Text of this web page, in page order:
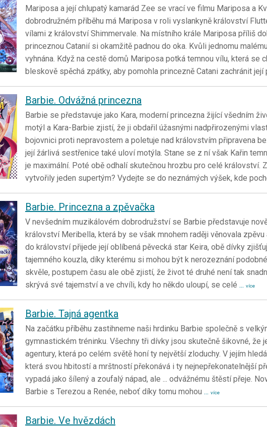
Mariposa a její chlupatý kamarád Zee se vrací ve filmu Mariposa a
dobrodružném příběhu má Mariposa v roli vyslankyně království
vílami z království Shimmervale. Na místního krále Mariposa příliš
princeznou Catanií si okamžitě padnou do oka. Kvůli jednomu
vyhnána. Když na cestě domů Mariposa potká temnou vílu, která se
bleskově spěchá zpátky, aby pomohla princezně Catani zachránit
Barbie. Odvážná princezna
Barbie se představuje jako Kara, moderní princezna žijící všedním
motýl a Kara-Barbie zjistí, že ji obdařil úžasnými nadpřirozenými
bojovnici proti nepravostem a poletuje nad královstvím připravena
její žárlivá sestřenice také uloví motýla. Stane se z ní však Kařin
je maximální. Poté obě odhalí skutečnou hrozbu pro celé království.
vytvořily jeden supertým? Vydejte se do neznámých výšek, kde
Barbie. Princezna a zpěvačka
V nevšedním muzikálovém dobrodružství se Barbie představuje
království Meribella, která by se však mnohem raději věnovala
do království přijede její oblíbená pěvecká star Keira, obě dívky
tajemného kouzla, díky kterému si mohou být k nerozeznání
skvěle, postupem času ale obě zjistí, že život té druhé není tak
skrývá své tajemství a ve chvíli, kdy ho někdo uloupí, se celé ... více
Barbie. Tajná agentka
Na začátku příběhu zastihneme naši hrdinku Barbie společně s
gymnastickém tréninku. Všechny tři dívky jsou skutečně šikovné,
agentury, která po celém světě honí ty největší zloduchy. V jejím
která svou hbitostí a mrštností překonává i ty nejnepřekonatelnější
vypadá jako šílený a zoufalý nápad, ale ... odvážnému štěstí přeje.
Barbie s Terezou a Renée, neboť díky tomu mohou ... více
Barbie. Ve hvězdách